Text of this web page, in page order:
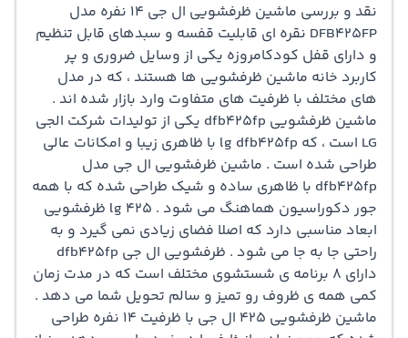
نقد و بررسی ماشین ظرفشویی ال جی
14 نفره مدل
DFB425FP نقره ای قابلیت قفسه و سبدهای قابل تنظیم
و دارای قفل کودکامروزه یکی از وسایل ضروری و پر
کاربرد خانه ماشین ظرفشویی ها هستند ، که در مدل
های مختلف با ظرفیت های متفاوت وارد بازار شده اند .
ماشین ظرفشویی dfb425fp یکی از تولیدات شرکت الجی
LG است ، که lg dfb425fp با ظاهری زیبا و امکانات عالی
طراحی شده است . ماشین ظرفشویی ال جی مدل
dfb425fp با ظاهری ساده و شیک طراحی شده که با همه
جور دکوراسیون هماهنگ می شود . lg 425 ظرفشویی
ابعاد مناسبی دارد که اصلا فضای زیادی نمی گیرد و به
راحتی جا به جا می شود . ظرفشویی ال جی dfb425fp
دارای 8 برنامه ی شستشوی مختلف است که در مدت زمان
کمی همه ی ظروف رو تمیز و سالم تحویل شما می دهد .
ماشین ظرفشویی ۴۲۵ ال جی با ظرفیت 14 نفره طراحی